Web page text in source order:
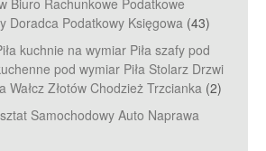
Biuro Rachunkowe Podatkowe
Doradca Podatkowy Księgowa (43)
kuchnie na wymiar Piła szafy pod
pod wymiar Piła Stolarz Drzwi
Wałcz Złotów Chodzież Trzcianka (2)
Samochodowy Auto Naprawa